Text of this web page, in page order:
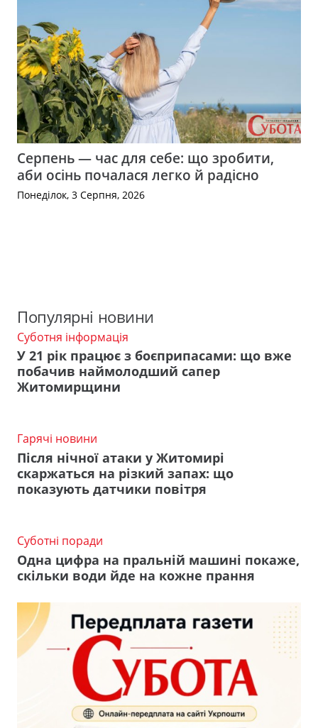
Серпень — час для себе: що зробити,
аби осінь почалася легко й радісно
Понеділок, 3 Серпня, 2026
Популярні новини
Суботня інформація
У 21 рік працює з боєприпасами: що вже
побачив наймолодший сапер
Житомирщини
Гарячі новини
Після нічної атаки у Житомирі
скаржаться на різкий запах: що
показують датчики повітря
Суботні поради
Одна цифра на пральній машині покаже,
скільки води йде на кожне прання